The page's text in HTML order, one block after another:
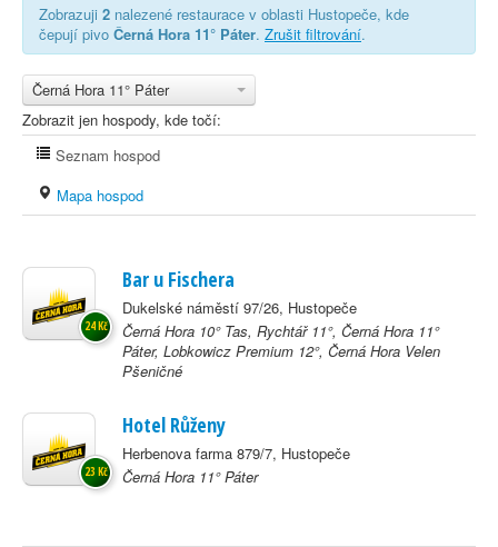
Zobrazuji 2 nalezené restaurace v oblasti Hustopeče, kde
čepují pivo Černá Hora 11° Páter. Zrušit filtrování.
Černá Hora 11° Páter
Zobrazit jen hospody, kde točí:
Seznam hospod
Mapa hospod
Bar u Fischera
Dukelské náměstí 97/26, Hustopeče
Černá Hora 10° Tas, Rychtář 11°, Černá Hora 11°
Páter, Lobkowicz Premium 12°, Černá Hora Velen
Pšeničné
24 Kč
Hotel Růženy
Herbenova farma 879/7, Hustopeče
Černá Hora 11° Páter
23 Kč